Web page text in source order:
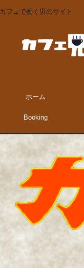
カフェで働く男のサイト
ホーム
Booking